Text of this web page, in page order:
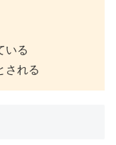
いる
される